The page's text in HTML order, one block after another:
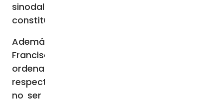
sinodalidad pueda ser una “dimensión
constitutiva de la Iglesia”.
Además, los cardenales consultan al Papa
Francisco sobre la posibilidad de la
ordenación sacerdotal de mujeres y
respecto a que el arrepentimiento podría
no ser necesario para recibir la absolución